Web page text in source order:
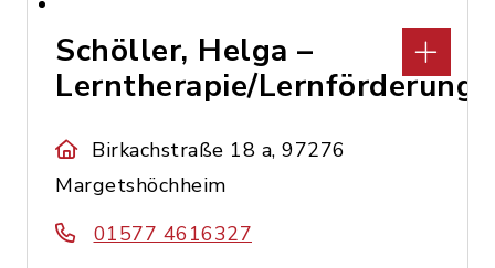
Schöller, Helga –
Lerntherapie/Lernförderung
Birkachstraße 18 a, 97276
Margetshöchheim
01577 4616327